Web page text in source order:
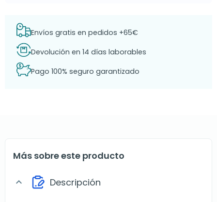
Envíos gratis en pedidos +65€
Devolución en 14 días laborables
Pago 100% seguro garantizado
Más sobre este producto
expand_more Descripción